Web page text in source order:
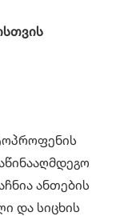
ანთების
და სიცხის